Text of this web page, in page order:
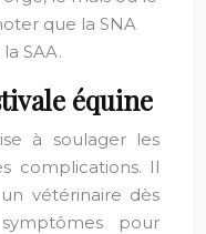
que la SNA
SAA.
équine
à soulager les
complications. Il
vétérinaire dès
pour